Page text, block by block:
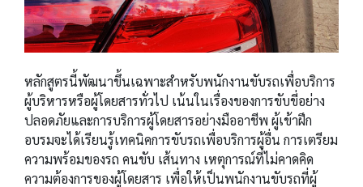
หลักสูตรนี้พัฒนาขึ้นเฉพาะสำหรับพนักงานขับรถเพื่อบริการ
ผู้บริหารหรือผู้โดยสารทั่วไป เน้นในเรื่องของการขับขี่อย่าง
ปลอดภัยและการบริการผู้โดยสารอย่างมืออาชีพ ผู้เข้าฝึก
อบรมจะได้เรียนรู้เทคนิคการขับรถเพื่อบริการผู้อื่น การเตรียม
ความพร้อมของรถ คนขับ เส้นทาง เหตุการณ์ที่ไม่คาดคิด
ความต้องการของผู้โดยสาร เพื่อให้เป็นพนักงานขับรถที่ผู้